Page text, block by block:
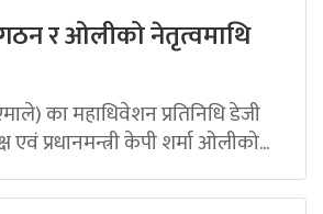
र ओलीको नेतृत्वमाथि
का महाधिवेशन प्रतिनिधि डेजी
एवं प्रधानमन्त्री केपी शर्मा ओलीको...